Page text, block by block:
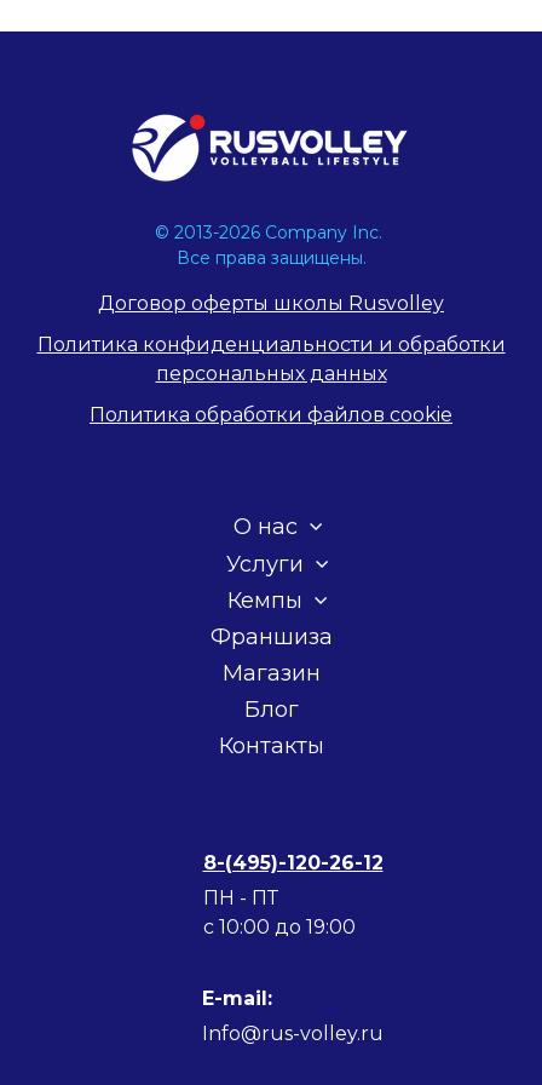
© 2013-2026 Company Inc.
Все права защищены.
Договор оферты школы Rusvolley
Политика конфиденциальности и обработки
персональных данных
Политика обработки файлов cookie
О нас
Услуги
Кемпы
Франшиза
Магазин
Блог
Контакты
8-(495)-120-26-12
ПН - ПТ
c 10:00 до 19:00
E-mail:
Info@rus-volley.ru